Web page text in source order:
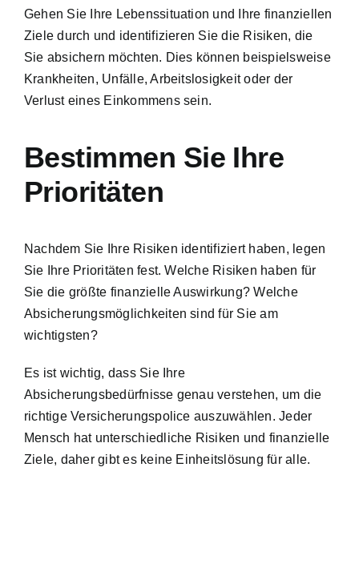
Gehen Sie Ihre Lebenssituation und Ihre finanziellen
Ziele durch und identifizieren Sie die Risiken, die
Sie absichern möchten. Dies können beispielsweise
Krankheiten, Unfälle, Arbeitslosigkeit oder der
Verlust eines Einkommens sein.
Bestimmen Sie Ihre
Prioritäten
Nachdem Sie Ihre Risiken identifiziert haben, legen
Sie Ihre Prioritäten fest. Welche Risiken haben für
Sie die größte finanzielle Auswirkung? Welche
Absicherungsmöglichkeiten sind für Sie am
wichtigsten?
Es ist wichtig, dass Sie Ihre
Absicherungsbedürfnisse genau verstehen, um die
richtige Versicherungspolice auszuwählen. Jeder
Mensch hat unterschiedliche Risiken und finanzielle
Ziele, daher gibt es keine Einheitslösung für alle.